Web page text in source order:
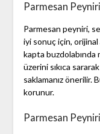
Parmesan Peyniri
Parmesan peyniri,
iyi sonuç için, orijinal
kapta buzdolabında
üzerini sıkıca
saklamanız önerilir.
korunur.
Parmesan